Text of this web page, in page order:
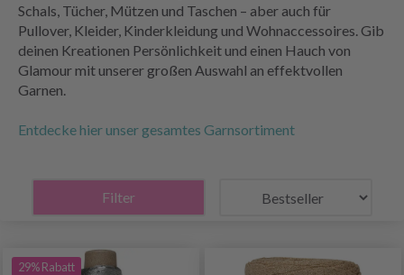
Schals, Tücher, Mützen und Taschen – aber auch für
Pullover, Kleider, Kinderkleidung und Wohnaccessoires. Gib
deinen Kreationen Persönlichkeit und einen Hauch von
Glamour mit unserer großen Auswahl an effektvollen
Garnen.
Entdecke hier unser gesamtes Garnsortiment
Filter
29% Rabatt